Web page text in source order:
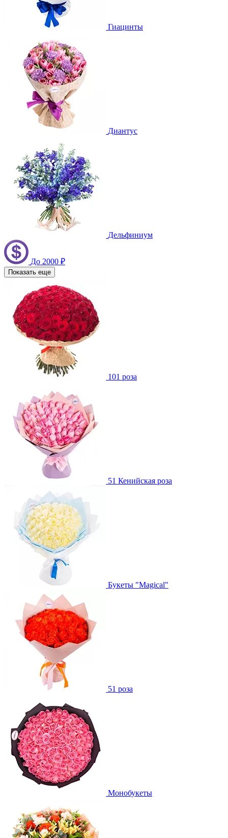
Гиацинты
Диантус
Дельфиниум
До 2000 ₽
Показать еще
101 роза
51 Кенийская роза
Букеты "Magical"
51 роза
Монобукеты